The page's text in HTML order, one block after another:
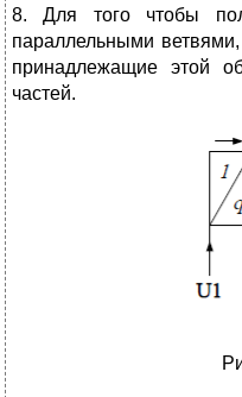
8. Для того чтобы
параллельными
принадлежащие этой
частей.